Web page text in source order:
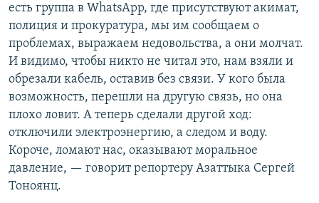
есть группа в WhatsApp, где присутствуют акимат,
полиция и прокуратура, мы им сообщаем о
проблемах, выражаем недовольства, а они молчат.
И видимо, чтобы никто не читал это, нам взяли и
обрезали кабель, оставив без связи. У кого была
возможность, перешли на другую связь, но она
плохо ловит. А теперь сделали другой ход:
отключили электроэнергию, а следом и воду.
Короче, ломают нас, оказывают моральное
давление, — говорит репортеру Азаттыка Сергей
Тоноянц.